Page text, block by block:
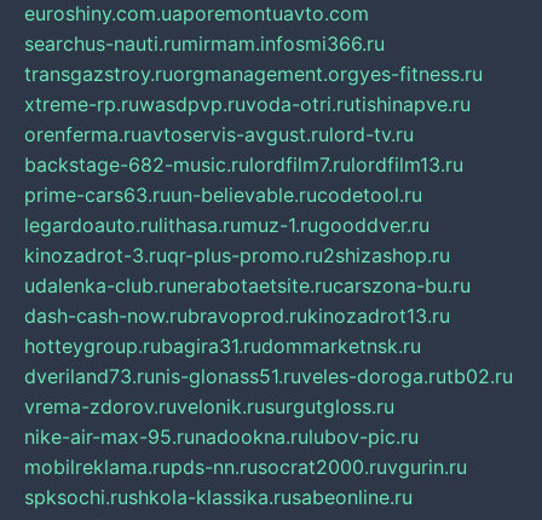
euroshiny.com.uaporemontuavto.com
searchus-nauti.rumirmam.infosmi366.ru
transgazstroy.ruorgmanagement.orgyes-fitness.ru
xtreme-rp.ruwasdpvp.ruvoda-otri.rutishinapve.ru
orenferma.ruavtoservis-avgust.rulord-tv.ru
backstage-682-music.rulordfilm7.rulordfilm13.ru
prime-cars63.ruun-believable.rucodetool.ru
legardoauto.rulithasa.rumuz-1.rugooddver.ru
kinozadrot-3.ruqr-plus-promo.ru2shizashop.ru
udalenka-club.runerabotaetsite.rucarszona-bu.ru
dash-cash-now.rubravoprod.rukinozadrot13.ru
hotteygroup.rubagira31.rudommarketnsk.ru
dveriland73.runis-glonass51.ruveles-doroga.rutb02.ru
vrema-zdorov.ruvelonik.rusurgutgloss.ru
nike-air-max-95.runadookna.rulubov-pic.ru
mobilreklama.rupds-nn.rusocrat2000.ruvgurin.ru
spksochi.rushkola-klassika.rusabeonline.ru